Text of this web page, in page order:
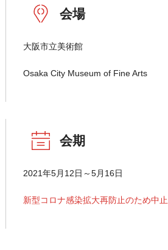
会場
大阪市立美術館
Osaka City Museum of Fine Arts
会期
2021年5月12日～5月16日
新型コロナ感染拡大再防止のため中止